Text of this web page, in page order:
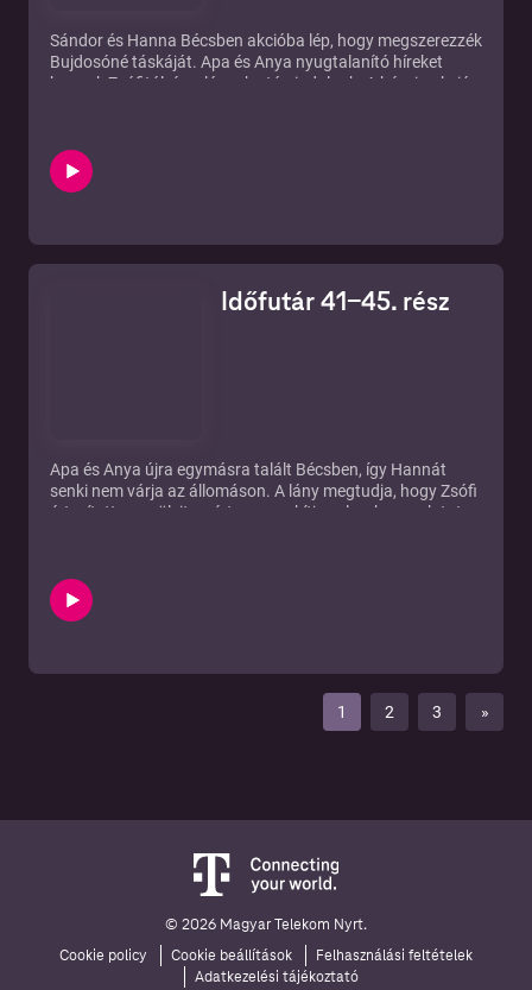
Sándor és Hanna Bécsben akcióba lép, hogy megszerezzék
Bujdosóné táskáját. Apa és Anya nyugtalanító híreket
kapnak Zsófitól, és a lányuk után indulnak. A bécsi aukción
Ignác hagyatékában...
Időfutár 41-45. rész
Apa és Anya újra egymásra talált Bécsben, így Hannát
senki nem várja az állomáson. A lány megtudja, hogy Zsófi
értesítette a szüleit, ezért megszakítja vele a kapcsolatot.
Egy bluetooth üzenet véget vet Edina és Ervin
románcának. Apa és Anya tisztázó beszélgetésre hívják
Sándort...
1 2 3 »
© 2026 Magyar Telekom Nyrt.
Cookie policy
Cookie beállítások
Felhasználási feltételek
Adatkezelési tájékoztató